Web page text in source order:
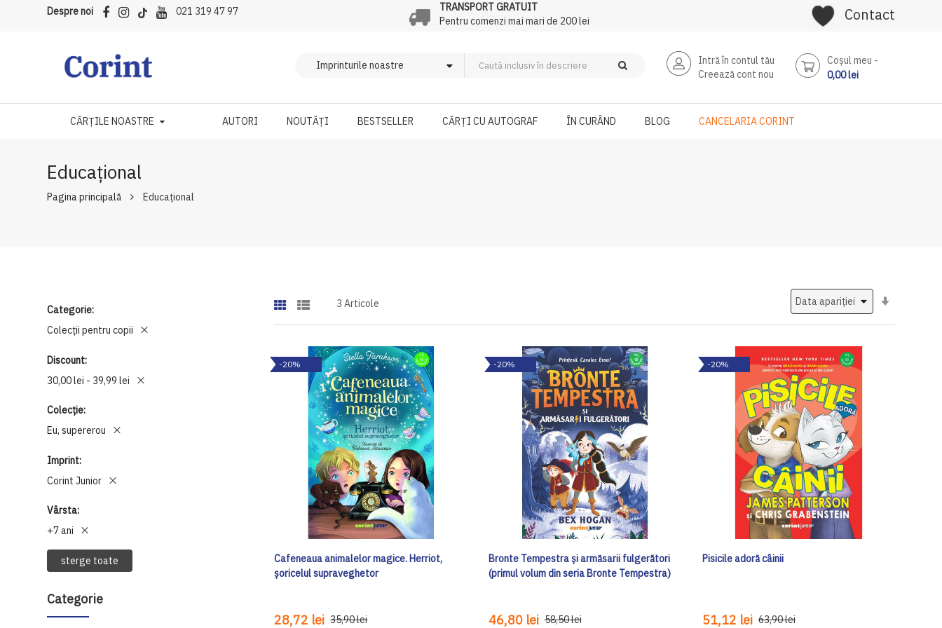
Despre noi 021 319 47 97
TRANSPORT GRATUIT
Pentru comenzi mai mari de 200 lei
Contact
Intră în contul tău
Creează cont nou
Coşul meu
0,00 lei
CĂRȚILE NOASTRE AUTORI NOUTĂȚI BESTSELLER CĂRȚI CU AUTOGRAF ÎN CURÂND BLOG CANCELARIA CORINT
Educațional
Pagina principală Educațional
Categorie
Colecții pentru copii
Discount
30,00 lei - 39,99 lei
Colecție
Eu, supererou
Imprint
Corint Junior
Vârsta
+7 ani
sterge toate
Categorie
3 Articole
-20%
Cafeneaua animalelor magice. Herriot,
șoricelul supraveghetor
28,72 lei 35,90 lei
-20%
Bronte Tempestra și armăsarii fulgerători
(primul volum din seria Bronte Tempestra)
46,80 lei 58,50 lei
-20%
Pisicile adoră câinii
51,12 lei 63,90 lei